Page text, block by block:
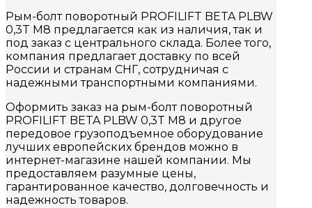
Рым-болт поворотный PROFILIFT BETA PLBW
0,3T M8 предлагается как из наличия, так и
под заказ с центрального склада. Более того,
компания предлагает доставку по всей
России и странам СНГ, сотрудничая с
надежными транспортными компаниями.
Оформить заказ на рым-болт поворотный
PROFILIFT BETA PLBW 0,3T M8 и другое
передовое грузоподъемное оборудование
лучших европейских брендов можно в
интернет-магазине нашей компании. Мы
предоставляем разумные цены,
гарантированное качество, долговечность и
надежность товаров.